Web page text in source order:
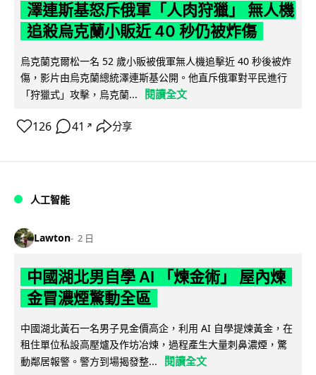
澤連斯基怒斥俄軍「人肉狩獵」 無人機
追殺烏克蘭小販近 40 秒仍被炸傷
烏克蘭克爾松一名 52 歲小販被俄軍無人機追擊近 40 秒後被炸
傷，影片由烏克蘭總統澤連斯基公開。他直斥俄軍對平民進行
「狩獵式」攻擊，烏克蘭...
閱讀全文
126 41 ↗ 分享
人工智能
Lawton 2 日
中國湖北男自學 AI 「煉金術」 屋內煉
金冒濃煙驚動全區
中國湖北黃石一名男子見金價高企，利用 AI 自學提煉黃金，在
租住單位私設高壓爐及作坊冶煉，過程產生大量刺鼻濃煙，驚
動鄰居報警。警方到場揭發整...
閱讀全文